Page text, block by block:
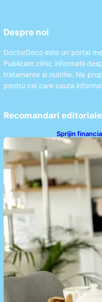
Despre noi
DoctorDeco este un portal
Publicam zilnic informatii
tratamente si nutritie. Ne
pentru cei care cauta
Recomandari editoriale
Sprijin
ajutoarele de